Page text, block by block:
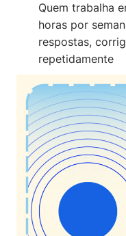
Quem trabalha
horas por
respostas,
repetidamente